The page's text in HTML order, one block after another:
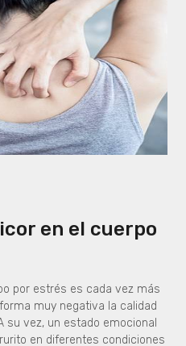
en el cuerpo
por estrés es cada vez más
muy negativa la calidad
su vez, un estado emocional
en diferentes condiciones